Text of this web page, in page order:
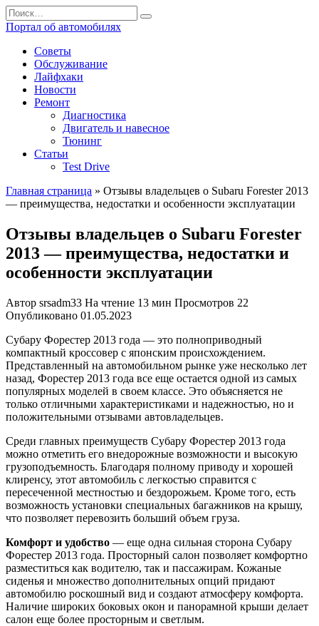
Перейти
к
содержанию
Search
for:
Портал об автомобилях
Советы
Обслуживание
Лайфхаки
Новости
Ремонт
Диагностика
Двигатель и навесное
Тюнинг
Статьи
Test Drive
Главная страница » Отзывы владельцев о Subaru Forester 2013
— преимущества, недостатки и особенности эксплуатации
Отзывы владельцев о Subaru Forester
2013 — преимущества, недостатки и
особенности эксплуатации
Автор srsadm33 На чтение 13 мин Просмотров 22
Опубликовано 01.05.2023
Субару Форестер 2013 года — это полноприводный
компактный кроссовер с японским происхождением.
Представленный на автомобильном рынке уже несколько лет
назад, Форестер 2013 года все еще остается одной из самых
популярных моделей в своем классе. Это объясняется не
только отличными характеристиками и надежностью, но и
положительными отзывами автовладельцев.
Среди главных преимуществ Субару Форестер 2013 года
можно отметить его внедорожные возможности и высокую
грузоподъемность. Благодаря полному приводу и хорошей
клиренсу, этот автомобиль с легкостью справится с
пересеченной местностью и бездорожьем. Кроме того, есть
возможность установки специальных багажников на крышу,
что позволяет перевозить больший объем груза.
Комфорт и удобство — еще одна сильная сторона Субару
Форестер 2013 года. Просторный салон позволяет комфортно
разместиться как водителю, так и пассажирам. Кожаные
сиденья и множество дополнительных опций придают
автомобилю роскошный вид и создают атмосферу комфорта.
Наличие широких боковых окон и панорамной крыши делает
салон еще более просторным и светлым.